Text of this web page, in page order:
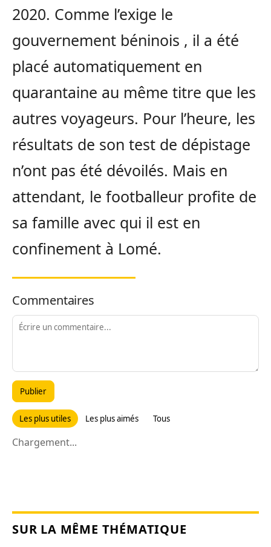
2020. Comme l’exige le
gouvernement béninois , il a été
placé automatiquement en
quarantaine au même titre que les
autres voyageurs. Pour l’heure, les
résultats de son test de dépistage
n’ont pas été dévoilés. Mais en
attendant, le footballeur profite de
sa famille avec qui il est en
confinement à Lomé.
Commentaires
Publier
Les plus utiles Les plus aimés Tous
Chargement...
SUR LA MÊME THÉMATIQUE